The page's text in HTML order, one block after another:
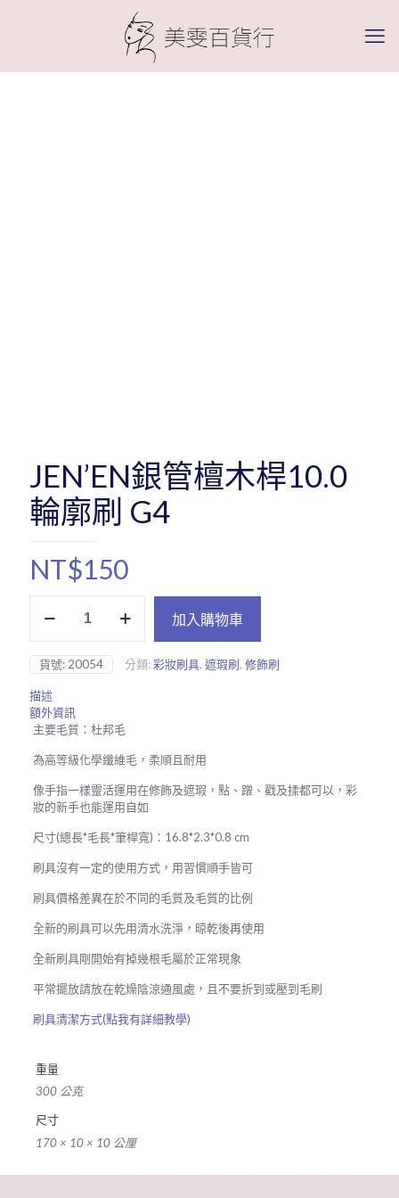
JEN’EN銀管檀木桿10.0
輪廓刷 G4
NT$150
檀
木
桿
10.0
輪
廓
刷
數
量
加入購物車
貨號: 20054 分類:彩妝刷具, 遮瑕刷, 修飾刷
描述
額外資訊
主要毛質：杜邦毛
為高等級化學纖維毛，柔順且耐用
像手指一樣靈活運用在修飾及遮瑕，點、蹭、戳及揉都可以，彩
妝的新手也能運用自如
尺寸(總長*毛長*筆桿寬)：16.8*2.3*0.8 cm
刷具沒有一定的使用方式，用習慣順手皆可
刷具價格差異在於不同的毛質及毛質的比例
全新的刷具可以先用清水洗淨，晾乾後再使用
全新刷具剛開始有掉幾根毛屬於正常現象
平常擺放請放在乾燥陰涼通風處，且不要折到或壓到毛刷
刷具清潔方式(點我有詳細教學)
重量
300 公克
尺寸
170 × 10 × 10 公厘